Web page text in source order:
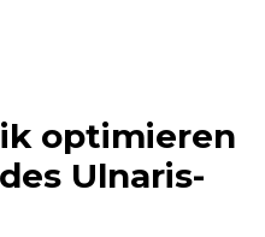
optimieren
Ulnaris-